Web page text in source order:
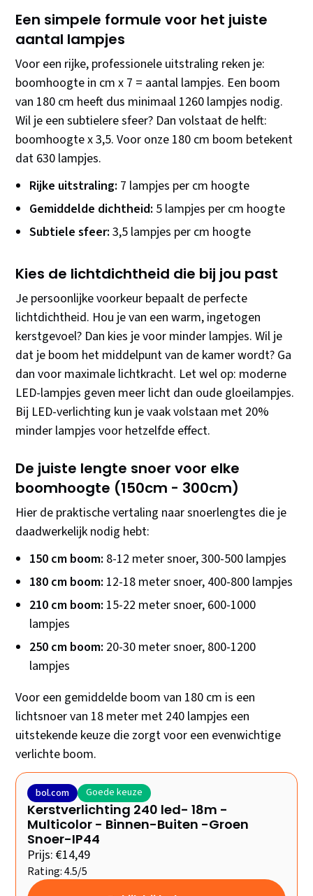
Een simpele formule voor het juiste
aantal lampjes
Voor een rijke, professionele uitstraling reken je:
boomhoogte in cm x 7 = aantal lampjes. Een boom
van 180 cm heeft dus minimaal 1260 lampjes nodig.
Wil je een subtielere sfeer? Dan volstaat de helft:
boomhoogte x 3,5. Voor onze 180 cm boom betekent
dat 630 lampjes.
Rijke uitstraling: 7 lampjes per cm hoogte
Gemiddelde dichtheid: 5 lampjes per cm hoogte
Subtiele sfeer: 3,5 lampjes per cm hoogte
Kies de lichtdichtheid die bij jou past
Je persoonlijke voorkeur bepaalt de perfecte
lichtdichtheid. Hou je van een warm, ingetogen
kerstgevoel? Dan kies je voor minder lampjes. Wil je
dat je boom het middelpunt van de kamer wordt? Ga
dan voor maximale lichtkracht. Let wel op: moderne
LED-lampjes geven meer licht dan oude gloeilampjes.
Bij LED-verlichting kun je vaak volstaan met 20%
minder lampjes voor hetzelfde effect.
De juiste lengte snoer voor elke
boomhoogte (150cm - 300cm)
Hier de praktische vertaling naar snoerlengtes die je
daadwerkelijk nodig hebt:
150 cm boom: 8-12 meter snoer, 300-500 lampjes
180 cm boom: 12-18 meter snoer, 400-800 lampjes
210 cm boom: 15-22 meter snoer, 600-1000
lampjes
250 cm boom: 20-30 meter snoer, 800-1200
lampjes
Voor een gemiddelde boom van 180 cm is een
lichtsnoer van 18 meter met 240 lampjes een
uitstekende keuze die zorgt voor een evenwichtige
verlichte boom.
bol.com Goede keuze
Kerstverlichting 240 led- 18m -
Multicolor - Binnen-Buiten -Groen
Snoer-IP44
Prijs: €14,49
Rating: 4.5/5